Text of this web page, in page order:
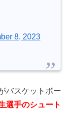
8, 2023
バスケットボー
選手のシュート